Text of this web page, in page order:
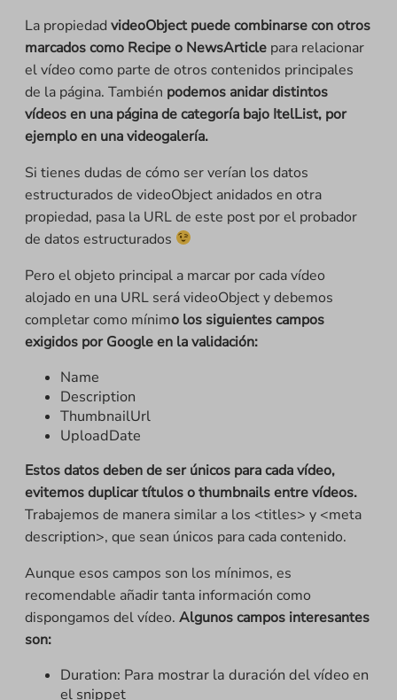
La propiedad videoObject puede combinarse con otros
marcados como Recipe o NewsArticle para relacionar
el vídeo como parte de otros contenidos principales
de la página. También podemos anidar distintos
vídeos en una página de categoría bajo ItelList, por
ejemplo en una videogalería.
Si tienes dudas de cómo ser verían los datos
estructurados de videoObject anidados en otra
propiedad, pasa la URL de este post por el probador
de datos estructurados
Pero el objeto principal a marcar por cada vídeo
alojado en una URL será videoObject y debemos
completar como mínimo los siguientes campos
exigidos por Google en la validación:
Name
Description
ThumbnailUrl
UploadDate
Estos datos deben de ser únicos para cada vídeo,
evitemos duplicar títulos o thumbnails entre vídeos.
Trabajemos de manera similar a los <titles> y <meta
description>, que sean únicos para cada contenido.
Aunque esos campos son los mínimos, es
recomendable añadir tanta información como
dispongamos del vídeo. Algunos campos interesantes
son:
Duration: Para mostrar la duración del vídeo en
el snippet